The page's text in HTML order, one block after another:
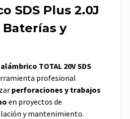
SDS Plus 2.0J
Baterías y
TOTAL 20V SDS
profesional
perforaciones y trabajos
en proyectos de
y mantenimiento.